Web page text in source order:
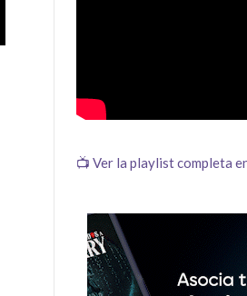
📺 Ver la playlist completa